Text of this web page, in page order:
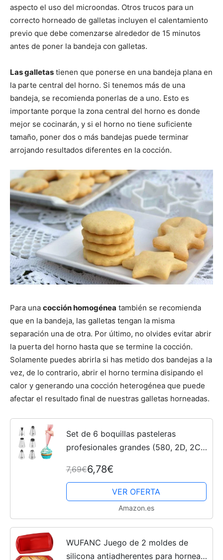
aspecto el uso del microondas. Otros trucos para un
correcto horneado de galletas incluyen el calentamiento
previo que debe comenzarse alrededor de 15 minutos
antes de poner la bandeja con galletas.
Las galletas tienen que ponerse en una bandeja plana en
la parte central del horno. Si tenemos más de una
bandeja, se recomienda ponerlas de a uno. Esto es
importante porque la zona central del horno es donde
mejor se cocinarán, y si el horno no tiene suficiente
tamaño, poner dos o más bandejas puede terminar
arrojando resultados diferentes en la cocción.
Para una cocción homogénea también se recomienda
que en la bandeja, las galletas tengan la misma
separación una de otra. Por último, no olvides evitar abrir
la puerta del horno hasta que se termine la cocción.
Solamente puedes abrirla si has metido dos bandejas a la
vez, de lo contrario, abrir el horno termina disipando el
calor y generando una cocción heterogénea que puede
afectar el resultado final de nuestras galletas horneadas.
Set de 6 boquillas pasteleras
profesionales grandes (580, 2D, 2C,
decoración y preparación de
cupcakes, tartas, buñuelos,...
7,69€6,78€
VER OFERTA
Amazon.es
WUFANC Juego de 2 moldes de
silicona antiadherentes para hornear